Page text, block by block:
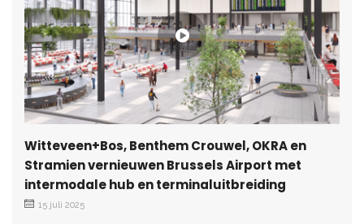
Witteveen+Bos, Benthem Crouwel, OKRA en
Stramien vernieuwen Brussels Airport met
intermodale hub en terminaluitbreiding
15 juli 2025